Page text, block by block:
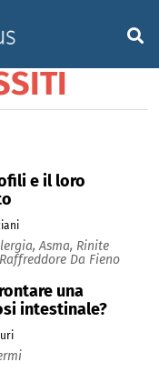
e il loro
Asma, Rinite
Da Fieno
una
intestinale?